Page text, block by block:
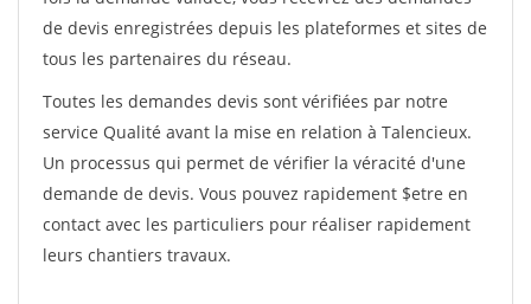
de devis enregistrées depuis les plateformes et sites de
tous les partenaires du réseau.
Toutes les demandes devis sont vérifiées par notre
service Qualité avant la mise en relation à Talencieux.
Un processus qui permet de vérifier la véracité d'une
demande de devis. Vous pouvez rapidement $etre en
contact avec les particuliers pour réaliser rapidement
leurs chantiers travaux.